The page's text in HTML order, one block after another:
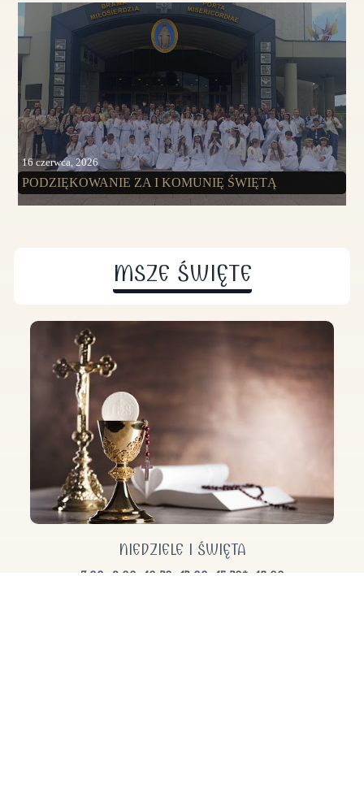
PODZIĘKOWANIE ZA I KOMUNIĘ ŚWIĘTĄ
16 czerwca, 2026
MSZE ŚWIĘTE
NIEDZIELE I ŚWIĘTA
7:00, 9:00, 10:30, 12:00, 15:30*, 18:00